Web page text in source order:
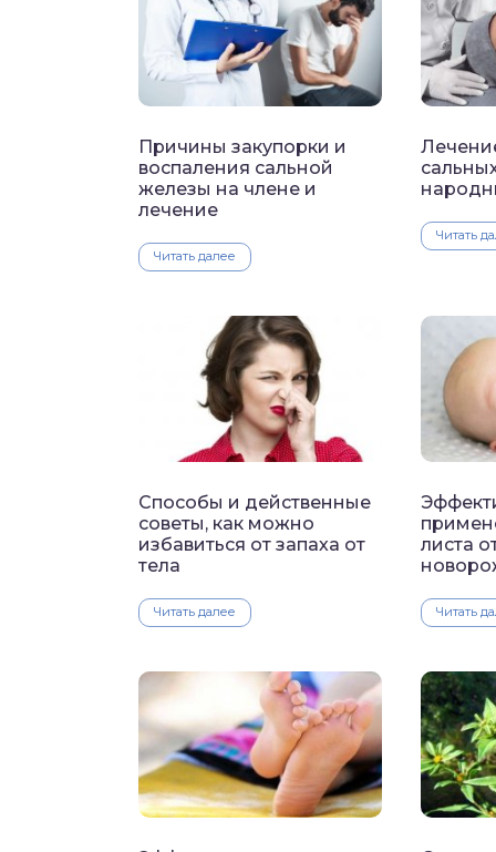
Причины закупорки и
воспаления сальной
железы на члене и
лечение
Читать далее
Читать
Способы и действенные
советы, как можно
избавиться от запаха от
тела
Читать далее
листа
Читать